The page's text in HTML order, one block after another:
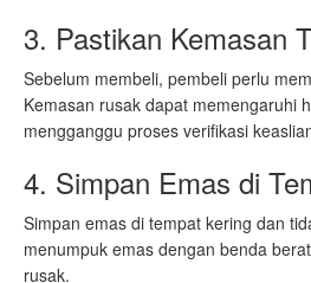
3. Pastikan Kemasan
Sebelum membeli, pembeli perlu
Kemasan rusak dapat memengaruhi
mengganggu proses verifikasi
4. Simpan Emas di
Simpan emas di tempat kering dan
menumpuk emas dengan benda
rusak.